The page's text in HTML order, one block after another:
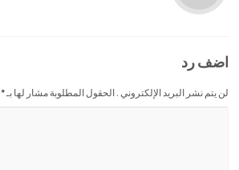
اضف رد
لن يتم نشر البريد الإلكتروني . الحقول المطلوبة مشار لها بـ*